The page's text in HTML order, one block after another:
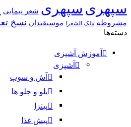
سپهری سپهری شعر نیمایی
مشروطه ملک الشعرا موسیقیدان نسخ
دسته‌ها
آموزش آشپزی
آشپزی
آش و سوپ
پلو و چلو ها
پیتزا
پیش غذا